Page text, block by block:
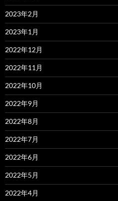
2023年2月
2023年1月
2022年12月
2022年11月
2022年10月
2022年9月
2022年8月
2022年7月
2022年6月
2022年5月
2022年4月